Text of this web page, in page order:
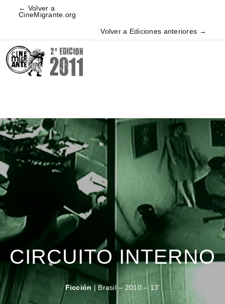
← Volver a
CineMigrante.org
Volver a Ediciones anteriores →
CIRCUITO INTERNO
Ficción | Brasil – 2010 – 13'